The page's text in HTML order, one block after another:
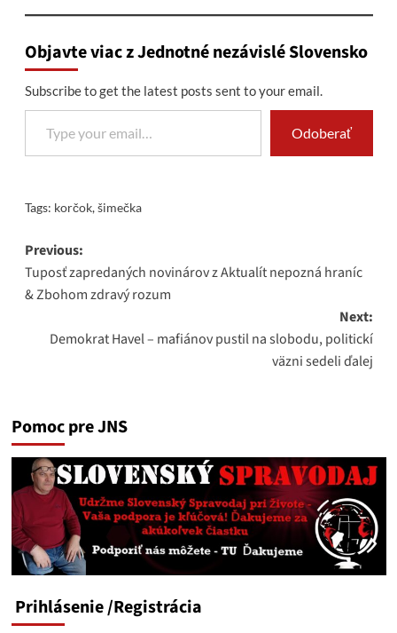
Objavte viac z Jednotné nezávislé Slovensko
Subscribe to get the latest posts sent to your email.
Type your email…
Odoberať
Tags: korčok,šimečka
Post
navigation
Previous:
Tuposť zapredaných novinárov z Aktualít nepozná hraníc
& Zbohom zdravý rozum
Next:
Demokrat Havel – mafiánov pustil na slobodu, politickí
väzni sedeli ďalej
Pomoc pre JNS
Prihlásenie/Registrácia